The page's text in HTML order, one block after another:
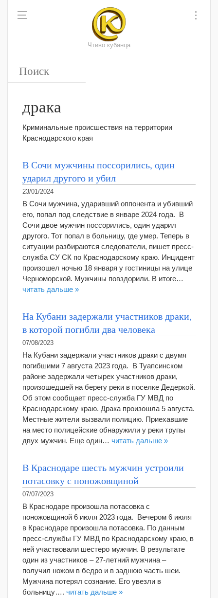
Чтиво кубанца
драка
Криминальные происшествия на территории
Краснодарского края
В Сочи мужчины поссорились, один
ударил другого и убил
23/01/2024
В Сочи мужчина, ударивший оппонента и убивший
его, попал под следствие в январе 2024 года. В
Сочи двое мужчин поссорились, один ударил
другого. Тот попал в больницу, где умер. Теперь в
ситуации разбираются следователи, пишет пресс-
служба СУ СК по Краснодарскому краю. Инцидент
произошел ночью 18 января у гостиницы на улице
Черноморской. Мужчины повздорили. В итоге…
читать дальше »
На Кубани задержали участников драки,
в которой погибли два человека
07/08/2023
На Кубани задержали участников драки с двумя
погибшими 7 августа 2023 года. В Туапсинском
районе задержали четырех участников драки,
произошедшей на берегу реки в поселке Дедеркой.
Об этом сообщает пресс-служба ГУ МВД по
Краснодарскому краю. Драка произошла 5 августа.
Местные жители вызвали полицию. Приехавшие
на место полицейские обнаружили у реки трупы
двух мужчин. Еще один… читать дальше »
В Краснодаре шесть мужчин устроили
потасовку с поножовщиной
07/07/2023
В Краснодаре произошла потасовка с
поножовщиной 6 июля 2023 года. Вечером 6 июля
в Краснодаре произошла потасовка. По данным
пресс-службы ГУ МВД по Краснодарскому краю, в
ней участвовали шестеро мужчин. В результате
один из участников – 27-летний мужчина –
получил ножом в бедро и в заднюю часть шеи.
Мужчина потерял сознание. Его увезли в
больницу…. читать дальше »